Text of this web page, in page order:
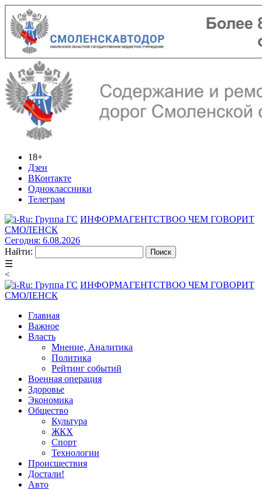
18+
Дзен
ВКонтакте
Одноклассники
Телеграм
ИНФОРМАГЕНТСТВОО ЧЕМ ГОВОРИТ
СМОЛЕНСК
Сегодня: 6.08.2026
Найти:
☰
<
ИНФОРМАГЕНТСТВОО ЧЕМ ГОВОРИТ
СМОЛЕНСК
Главная
Важное
Власть
Мнение, Аналитика
Политика
Рейтинг событий
Военная операция
Здоровье
Экономика
Общество
Культура
ЖКХ
Спорт
Технологии
Происшествия
Достали!
Авто